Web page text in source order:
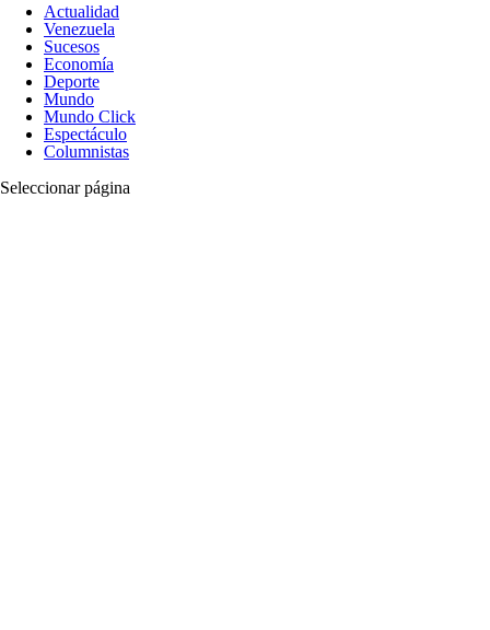
Actualidad
Venezuela
Sucesos
Economía
Deporte
Mundo
Mundo Click
Espectáculo
Columnistas
Seleccionar página